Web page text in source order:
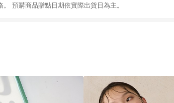
預購商品贈點日期依實際出貨日為主。